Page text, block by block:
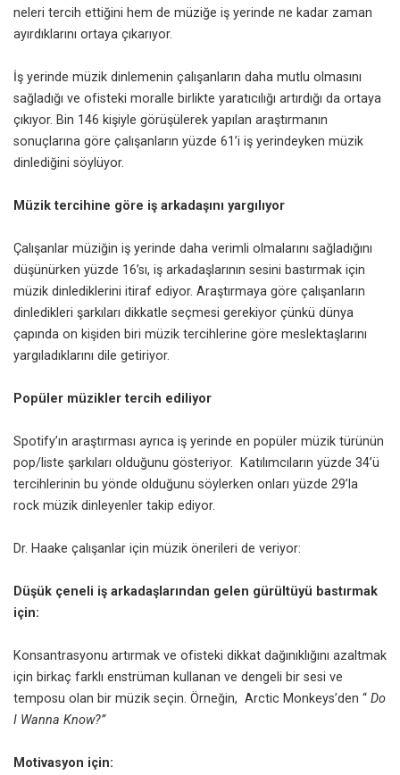
neleri tercih ettiğini hem de müziğe iş yerinde ne kadar zaman
ayırdıklarını ortaya çıkarıyor.
İş yerinde müzik dinlemenin çalışanların daha mutlu olmasını
sağladığı ve ofisteki moralle birlikte yaratıcılığı artırdığı da ortaya
çıkıyor. Bin 146 kişiyle görüşülerek yapılan araştırmanın
sonuçlarına göre çalışanların yüzde 61’i iş yerindeyken müzik
dinlediğini söylüyor.
Müzik tercihine göre iş arkadaşını yargılıyor
Çalışanlar müziğin iş yerinde daha verimli olmalarını sağladığını
düşünürken yüzde 16’sı, iş arkadaşlarının sesini bastırmak için
müzik dinlediklerini itiraf ediyor. Araştırmaya göre çalışanların
dinledikleri şarkıları dikkatle seçmesi gerekiyor çünkü dünya
çapında on kişiden biri müzik tercihlerine göre meslektaşlarını
yargıladıklarını dile getiriyor.
Popüler müzikler tercih ediliyor
Spotify’ın araştırması ayrıca iş yerinde en popüler müzik türünün
pop/liste şarkıları olduğunu gösteriyor. Katılımcıların yüzde 34’ü
tercihlerinin bu yönde olduğunu söylerken onları yüzde 29’la
rock müzik dinleyenler takip ediyor.
Dr. Haake çalışanlar için müzik önerileri de veriyor:
Düşük çeneli iş arkadaşlarından gelen gürültüyü bastırmak
için:
Konsantrasyonu artırmak ve ofisteki dikkat dağınıklığını azaltmak
için birkaç farklı enstrüman kullanan ve dengeli bir sesi ve
temposu olan bir müzik seçin. Örneğin, Arctic Monkeys’den “ Do
I Wanna Know?”
Motivasyon için: